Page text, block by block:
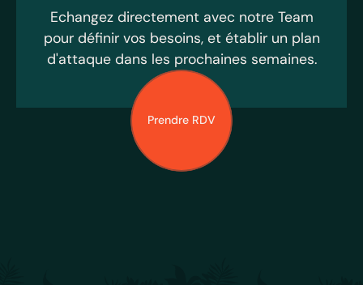
Echangez directement avec notre Team
pour définir vos besoins, et établir un plan
d'attaque dans les prochaines semaines.
Prendre RDV